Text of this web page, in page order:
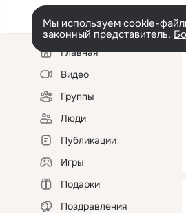
Мы используем cookie-
законный представитель.
Левая
колонкаГлавная
Видео
Группы
Люди
Публикации
Игры
Подарки
Поздравления